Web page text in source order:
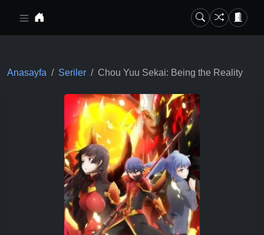
Anasayfa Seriler Chou Yuu Sekai: Being the Reality